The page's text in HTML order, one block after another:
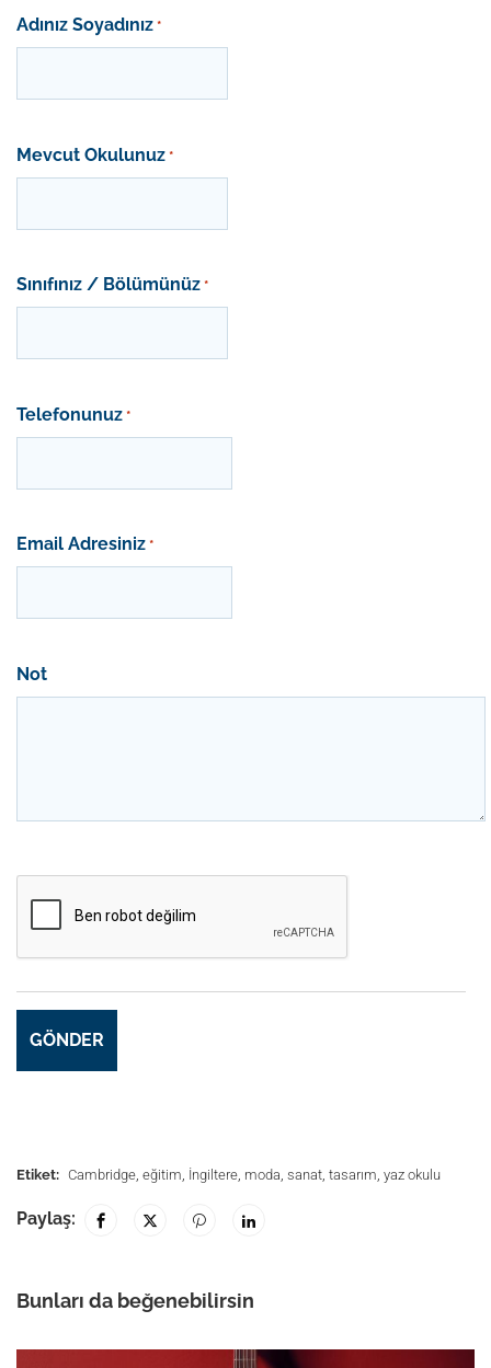
Adınız Soyadınız *
Mevcut Okulunuz *
Sınıfınız / Bölümünüz *
Telefonunuz *
Email Adresiniz *
Not
Etiket: Cambridge, eğitim, İngiltere, moda, sanat, tasarım, yaz okulu
Paylaş:
Bunları da beğenebilirsin